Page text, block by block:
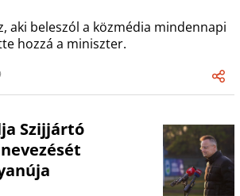
aki beleszól a közmédia mindennapi
hozzá a miniszter.
Szijjártó